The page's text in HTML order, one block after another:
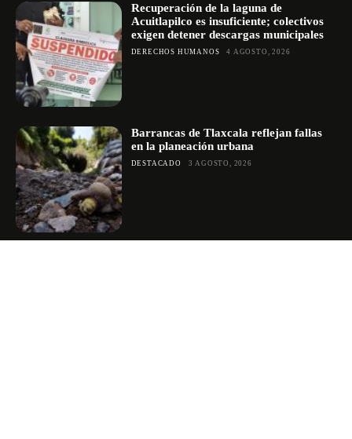
Recuperación de la laguna de
Acuitlapilco es insuficiente; colectivos
exigen detener descargas municipales
DERECHOS HUMANOS 4 AGOSTO, 2026
Barrancas de Tlaxcala reflejan fallas
en la planeación urbana
DESTACADO 3 AGOSTO, 2026